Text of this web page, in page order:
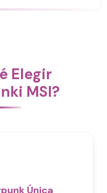
Elegir
MSI?
Única